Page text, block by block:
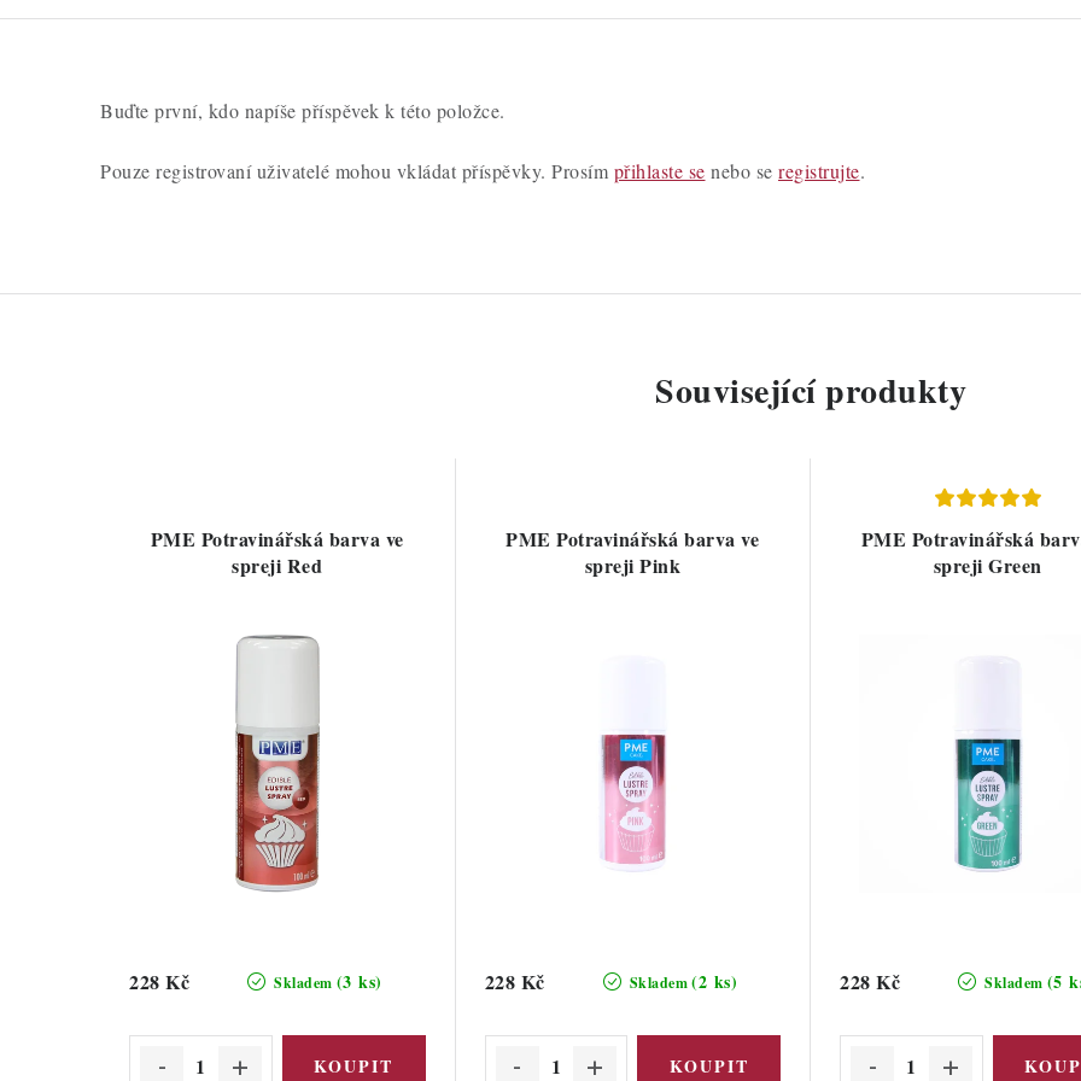
c
n
Buďte první, kdo napíše příspěvek k této položce.
Pouze registrovaní uživatelé mohou vkládat příspěvky. Prosím přihlaste se nebo se registrujte.
Související produkty
PME Potravinářská barva ve
spreji Red
Skladem (3 ks)
228 Kč
PME Potravinářská barva ve
spreji Pink
Skladem(2 ks)
228 Kč
PME Potravinářská
spreji Green
Skladem (5
228 Kč